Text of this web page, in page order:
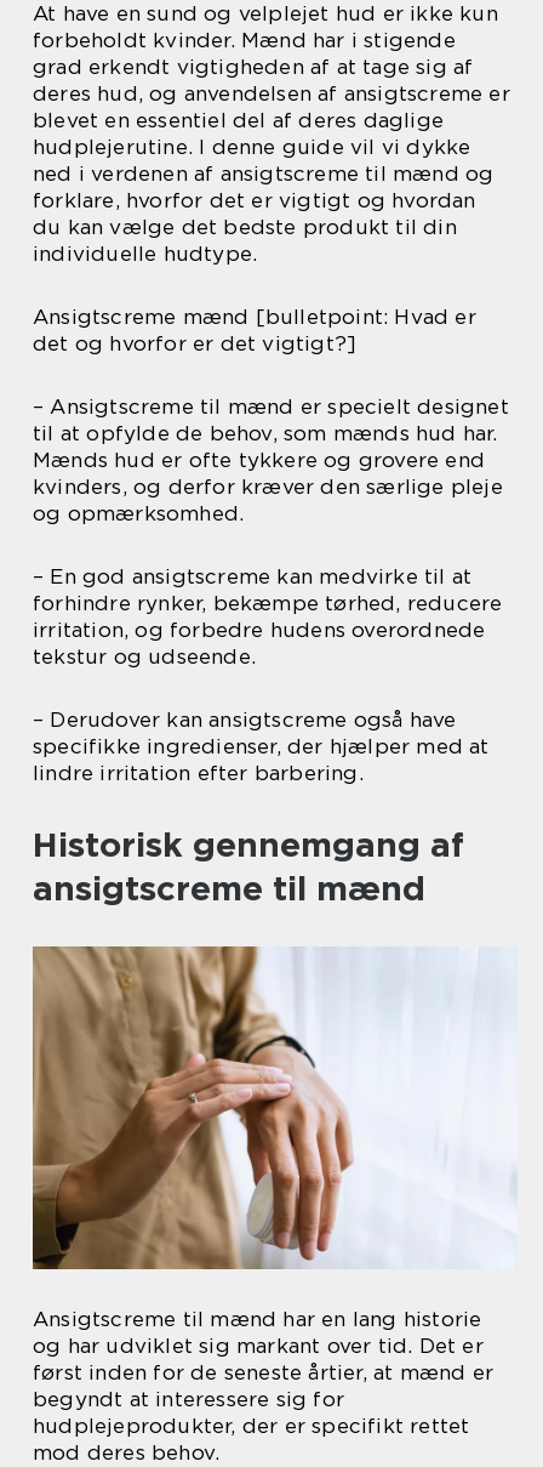
At have en sund og velplejet hud er ikke kun
forbeholdt kvinder. Mænd har i stigende
grad erkendt vigtigheden af at tage sig af
deres hud, og anvendelsen af ansigtscreme er
blevet en essentiel del af deres daglige
hudplejerutine. I denne guide vil vi dykke
ned i verdenen af ansigtscreme til mænd og
forklare, hvorfor det er vigtigt og hvordan
du kan vælge det bedste produkt til din
individuelle hudtype.
Ansigtscreme mænd [bulletpoint: Hvad er
det og hvorfor er det vigtigt?]
– Ansigtscreme til mænd er specielt designet
til at opfylde de behov, som mænds hud har.
Mænds hud er ofte tykkere og grovere end
kvinders, og derfor kræver den særlige pleje
og opmærksomhed.
– En god ansigtscreme kan medvirke til at
forhindre rynker, bekæmpe tørhed, reducere
irritation, og forbedre hudens overordnede
tekstur og udseende.
– Derudover kan ansigtscreme også have
specifikke ingredienser, der hjælper med at
lindre irritation efter barbering.
Historisk gennemgang af
ansigtscreme til mænd
Ansigtscreme til mænd har en lang historie
og har udviklet sig markant over tid. Det er
først inden for de seneste årtier, at mænd er
begyndt at interessere sig for
hudplejeprodukter, der er specifikt rettet
mod deres behov.